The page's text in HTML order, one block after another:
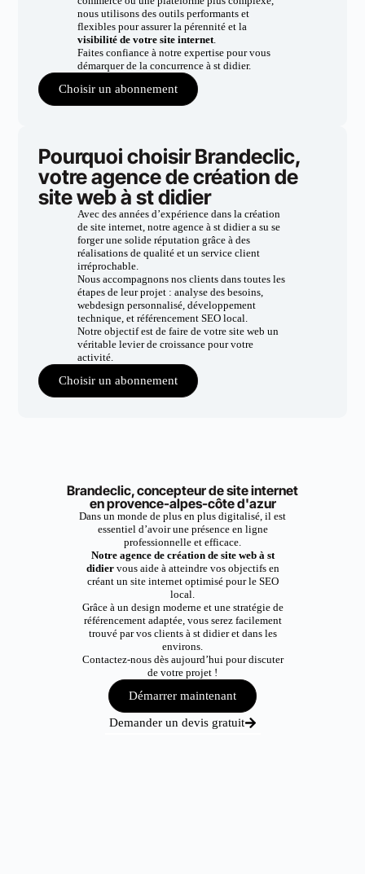
nous utilisons des outils performants et
flexibles pour assurer la pérennité et la
visibilité de votre site internet.
Faites confiance à notre expertise pour vous
démarquer de la concurrence à st didier.
Choisir un abonnement
Pourquoi choisir Brandeclic,
votre agence de création de
site web à st didier
Avec des années d’expérience dans la création
de site internet, notre agence à st didier a su se
forger une solide réputation grâce à des
réalisations de qualité et un service client
irréprochable.
Nous accompagnons nos clients dans toutes les
étapes de leur projet : analyse des besoins,
webdesign personnalisé, développement
technique, et référencement SEO local.
Notre objectif est de faire de votre site web un
véritable levier de croissance pour votre
activité.
Choisir un abonnement
Brandeclic, concepteur de site internet
en provence-alpes-côte d'azur
Dans un monde de plus en plus digitalisé, il est
essentiel d’avoir une présence en ligne
professionnelle et efficace.
Notre agence de création de site web à st
didiervous aide à atteindre vos objectifs en
créant un site internet optimisé pour le SEO
local.
Grâce à un design moderne et une stratégie de
référencement adaptée, vous serez facilement
trouvé par vos clients à st didier et dans les
environs.
Contactez-nous dès aujourd’hui pour discuter
de votre projet !
Démarrer maintenant
Demander un devis gratuit